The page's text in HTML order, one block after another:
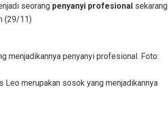
seorang penyanyi profesional sekarang
(29/11)
merupakan sosok yang menjadikannya